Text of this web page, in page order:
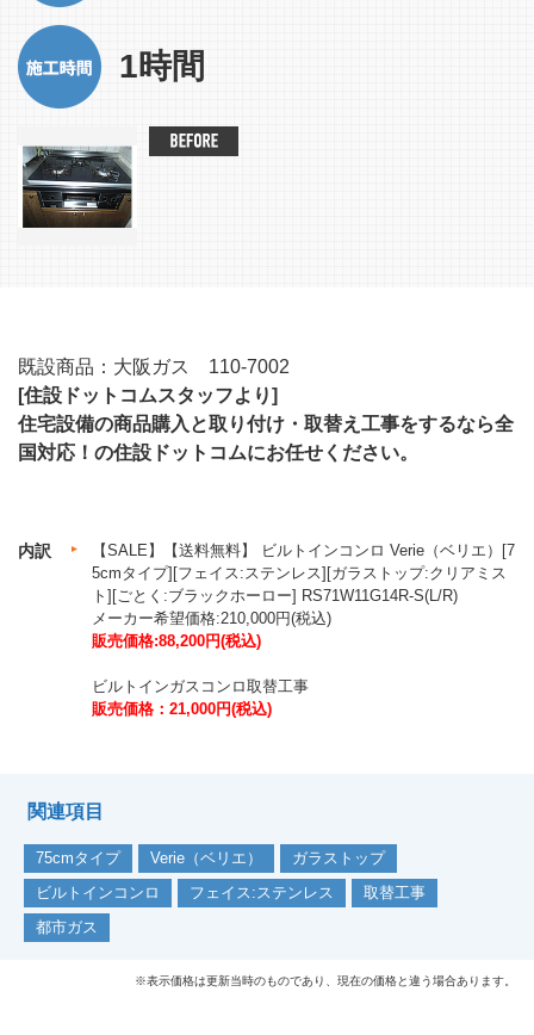
1時間
既設商品：大阪ガス 110-7002
[住設ドットコムスタッフより]
住宅設備の商品購入と取り付け・取替え工事をするなら全
国対応！の住設ドットコムにお任せください。
内訳
【SALE】【送料無料】 ビルトインコンロ Verie（ベリエ）[7
5cmタイプ][フェイス:ステンレス][ガラストップ:クリアミス
ト][ごとく:ブラックホーロー] RS71W11G14R-S(L/R)
メーカー希望価格:210,000円(税込)
販売価格:88,200円(税込)
ビルトインガスコンロ取替工事
販売価格：21,000円(税込)
関連項目
75cmタイプ Verie（ベリエ）
ガラストップ
ビルトインコンロ
フェイス:ステンレス
取替工事
都市ガス
※表示価格は更新当時のものであり、現在の価格と違う場合あります。